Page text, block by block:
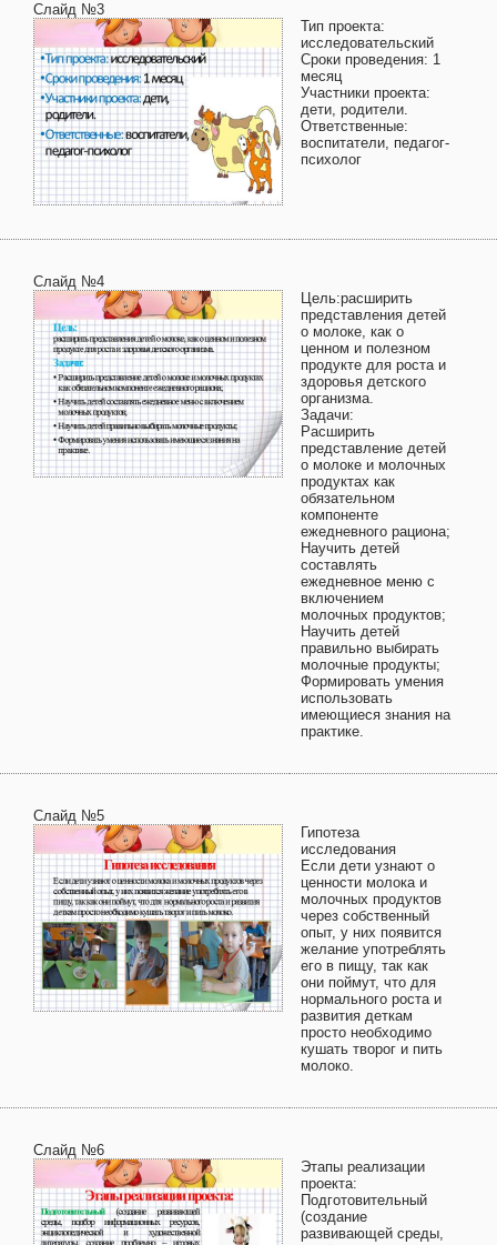
Слайд №3
Тип проекта:
исследовательский
Сроки проведения: 1
месяц
Участники проекта:
дети, родители.
Ответственные:
воспитатели, педагог-
психолог
Слайд №4
Цель:расширить
представления детей
о молоке, как о
ценном и полезном
продукте для роста и
здоровья детского
организма.
Задачи:
Расширить
представление детей
о молоке и молочных
продуктах как
обязательном
компоненте
ежедневного рациона;
Научить детей
составлять
ежедневное меню с
включением
молочных продуктов;
Научить детей
правильно выбирать
молочные продукты;
Формировать умения
использовать
имеющиеся знания на
практике.
Слайд №5
Гипотеза
исследования
Если дети узнают о
ценности молока и
молочных продуктов
через собственный
опыт, у них появится
желание употреблять
его в пищу, так как
они поймут, что для
нормального роста и
развития деткам
просто необходимо
кушать творог и пить
молоко.
Слайд №6
Этапы реализации
проекта:
Подготовительный
(создание
развивающей среды,